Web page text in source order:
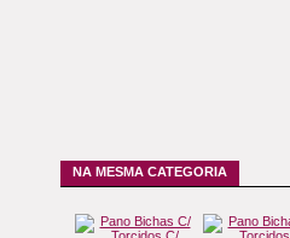
NA MESMA CATEGORIA